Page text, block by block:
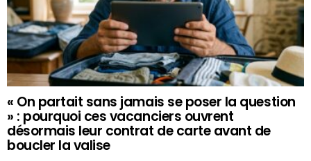
« On partait sans jamais se poser la question
» : pourquoi ces vacanciers ouvrent
désormais leur contrat de carte avant de
boucler la valise